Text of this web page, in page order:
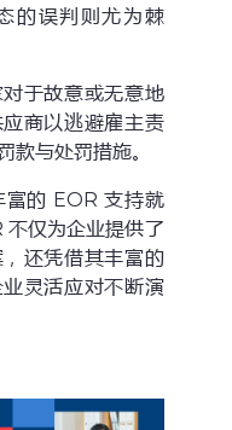
的误判则尤为棘
于故意或无意地
商以逃避雇主责
款与处罚措施。
的 EOR 支持就
不仅为企业提供了
还凭借其丰富的
灵活应对不断演